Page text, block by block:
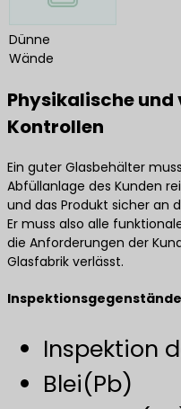
Dünne
Wände
Physikalische
Kontrollen
Ein guter Glasbehälter
Abfüllanlage des Kunden
und das Produkt sicher an
Er muss also alle
die Anforderungen der
Glasfabrik verlässt.
Inspektion
Blei(Pb)